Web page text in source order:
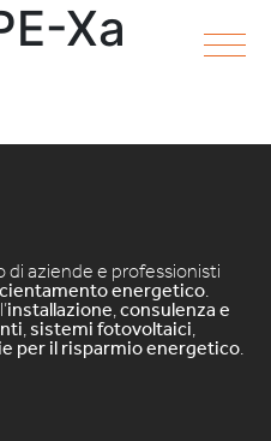
Xa
di aziende e professionisti
energetico.
installazione,consulenza e
, sistemi fotovoltaici,
per il risparmio energetico.